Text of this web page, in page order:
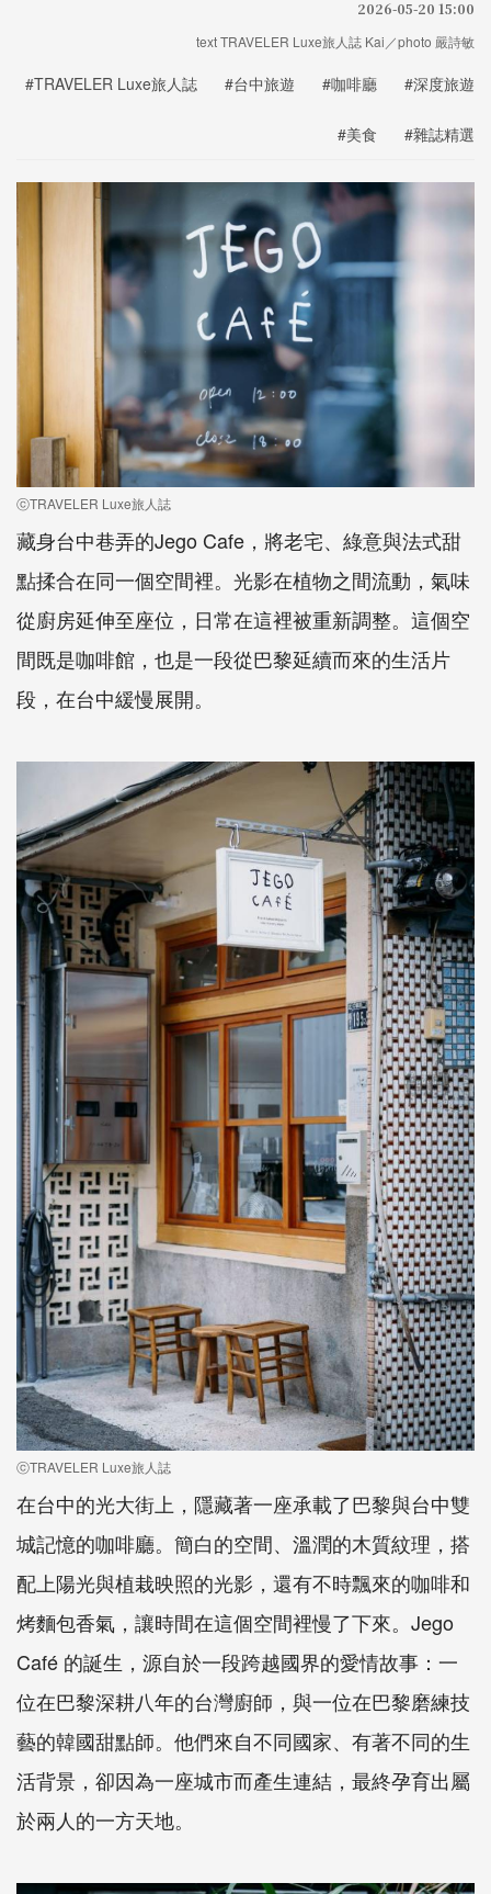
2026-05-20 15:00
text TRAVELER Luxe旅人誌 Kai／photo 嚴詩敏
#TRAVELER Luxe旅人誌 #台中旅遊 #咖啡廳 #深度旅遊
#美食 #雜誌精選
ⓒTRAVELER Luxe旅人誌
藏身台中巷弄的Jego Cafe，將老宅、綠意與法式甜
點揉合在同一個空間裡。光影在植物之間流動，氣味
從廚房延伸至座位，日常在這裡被重新調整。這個空
間既是咖啡館，也是一段從巴黎延續而來的生活片
段，在台中緩慢展開。
ⓒTRAVELER Luxe旅人誌
在台中的光大街上，隱藏著一座承載了巴黎與台中雙
城記憶的咖啡廳。簡白的空間、溫潤的木質紋理，搭
配上陽光與植栽映照的光影，還有不時飄來的咖啡和
烤麵包香氣，讓時間在這個空間裡慢了下來。Jego
Café 的誕生，源自於一段跨越國界的愛情故事：一
位在巴黎深耕八年的台灣廚師，與一位在巴黎磨練技
藝的韓國甜點師。他們來自不同國家、有著不同的生
活背景，卻因為一座城市而產生連結，最終孕育出屬
於兩人的一方天地。